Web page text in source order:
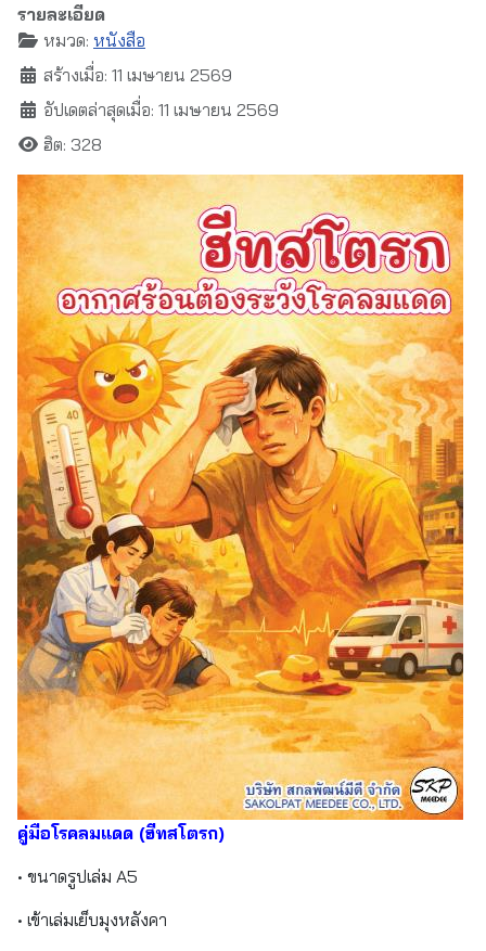
รายละเอียด
หมวด: หนังสือ
สร้างเมื่อ: 11 เมษายน 2569
อัปเดตล่าสุดเมื่อ: 11 เมษายน 2569
ฮิต: 328
คู่มือโรคลมแดด (ฮีทสโตรก)
• ขนาดรูปเล่ม A5
• เข้าเล่มเย็บมุงหลังคา